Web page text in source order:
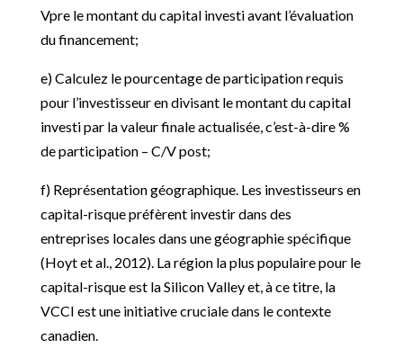
Vpre le montant du capital investi avant l’évaluation
du financement;
e) Calculez le pourcentage de participation requis
pour l’investisseur en divisant le montant du capital
investi par la valeur finale actualisée, c’est-à-dire %
de participation – C/V post;
f) Représentation géographique. Les investisseurs en
capital-risque préfèrent investir dans des
entreprises locales dans une géographie spécifique
(Hoyt et al., 2012). La région la plus populaire pour le
capital-risque est la Silicon Valley et, à ce titre, la
VCCI est une initiative cruciale dans le contexte
canadien.